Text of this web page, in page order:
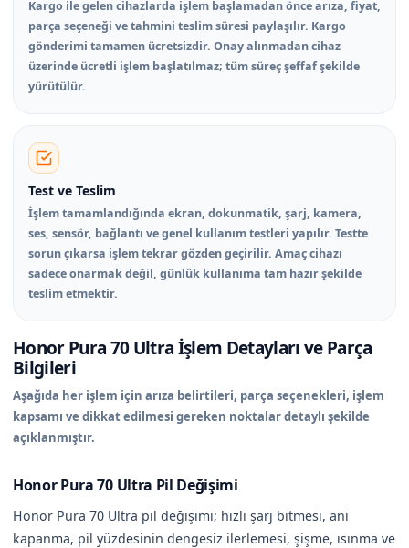
Kargo ile gelen cihazlarda işlem başlamadan önce arıza, fiyat,
parça seçeneği ve tahmini teslim süresi paylaşılır. Kargo
gönderimi tamamen ücretsizdir. Onay alınmadan cihaz
üzerinde ücretli işlem başlatılmaz; tüm süreç şeffaf şekilde
yürütülür.
Test ve Teslim
İşlem tamamlandığında ekran, dokunmatik, şarj, kamera,
ses, sensör, bağlantı ve genel kullanım testleri yapılır. Testte
sorun çıkarsa işlem tekrar gözden geçirilir. Amaç cihazı
sadece onarmak değil, günlük kullanıma tam hazır şekilde
teslim etmektir.
Honor Pura 70 Ultra İşlem Detayları ve Parça
Bilgileri
Aşağıda her işlem için arıza belirtileri, parça seçenekleri, işlem
kapsamı ve dikkat edilmesi gereken noktalar detaylı şekilde
açıklanmıştır.
Honor Pura 70 Ultra Pil Değişimi
Honor Pura 70 Ultra pil değişimi; hızlı şarj bitmesi, ani
kapanma, pil yüzdesinin dengesiz ilerlemesi, şişme, ısınma ve